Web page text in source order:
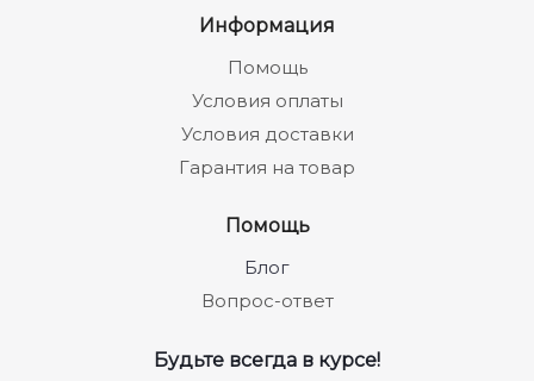
Информация
Помощь
Условия оплаты
Условия доставки
Гарантия на товар
Помощь
Блог
Вопрос-ответ
Будьте всегда в курсе!